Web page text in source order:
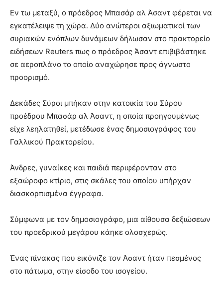
Εν τω μεταξύ, ο πρόεδρος Μπασάρ αλ Άσαντ φέρεται να
εγκατέλειψε τη χώρα. Δύο ανώτεροι αξιωματικοί των
συριακών ενόπλων δυνάμεων δήλωσαν στο πρακτορείο
ειδήσεων Reuters πως ο πρόεδρος Άσαντ επιβιβάστηκε
σε αεροπλάνο το οποίο αναχώρησε προς άγνωστο
προορισμό.
Δεκάδες Σύροι μπήκαν στην κατοικία του Σύρου
προέδρου Μπασάρ αλ Άσαντ, η οποία προηγουμένως
είχε λεηλατηθεί, μετέδωσε ένας δημοσιογράφος του
Γαλλικού Πρακτορείου.
Άνδρες, γυναίκες και παιδιά περιφέρονταν στο
εξαώροφο κτίριο, στις σκάλες του οποίου υπήρχαν
διασκορπισμένα έγγραφα.
Σύμφωνα με τον δημοσιογράφο, μια αίθουσα δεξιώσεων
του προεδρικού μεγάρου κάηκε ολοσχερώς.
Ένας πίνακας που εικόνιζε τον Άσαντ ήταν πεσμένος
στο πάτωμα, στην είσοδο του ισογείου.